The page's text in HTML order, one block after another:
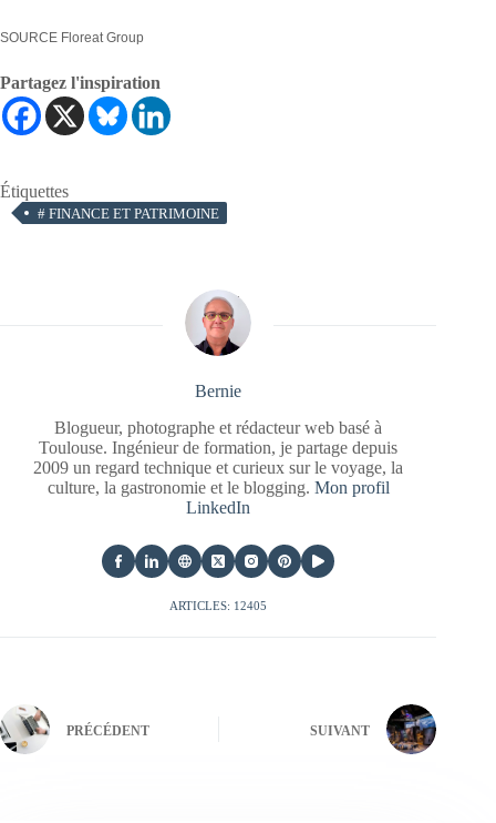
SOURCE Floreat Group
Partagez l'inspiration
Étiquettes
# FINANCE ET PATRIMOINE
Bernie
Blogueur, photographe et rédacteur web basé à
Toulouse. Ingénieur de formation, je partage depuis
2009 un regard technique et curieux sur le voyage, la
culture, la gastronomie et le blogging. Mon profil
LinkedIn
ARTICLES: 12405
PRÉCÉDENT SUIVANT